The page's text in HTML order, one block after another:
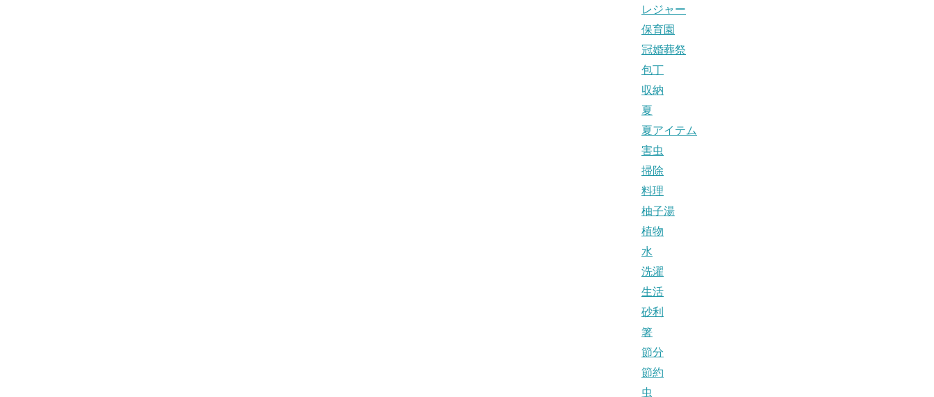
レジャー
保育園
冠婚葬祭
包丁
収納
夏
夏アイテム
害虫
掃除
料理
柚子湯
植物
水
洗濯
生活
砂利
箸
節分
節約
虫